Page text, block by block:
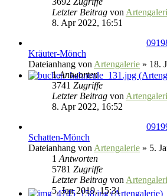
Letzter Beitrag von
8. Apr 2022, 16:51
Kräuter-Mönch
Dateianhang von Artengalerie » 18.
1Antworten
3741 Zugriffe
Letzter Beitrag von
8. Apr 2022, 16:52
Schatten-Mönch
Dateianhang von Artengalerie » 5.
1 Antworten
5781 Zugriffe
Letzter Beitrag von
5. Jan 2019, 15:31